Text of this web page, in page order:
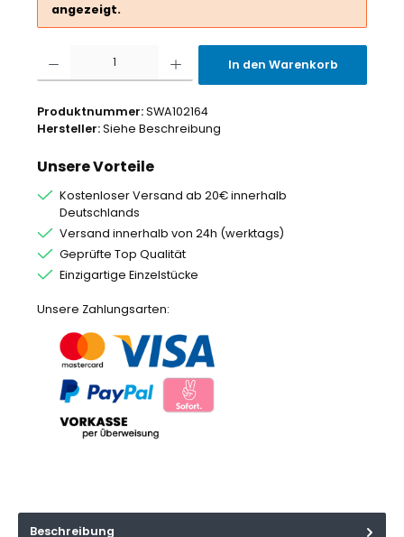
angezeigt.
Produkt Anzahl: Gib den gewünschten Wert ein oder benutze die Schaltflächen
In den Warenkorb
Produktnummer:SWA102164
Hersteller:Siehe Beschreibung
Unsere Vorteile
Kostenloser Versand ab 20€ innerhalb
Deutschlands
Versand innerhalb von 24h (werktags)
Geprüfte Top Qualität
Einzigartige Einzelstücke
Unsere Zahlungsarten:
Beschreibung